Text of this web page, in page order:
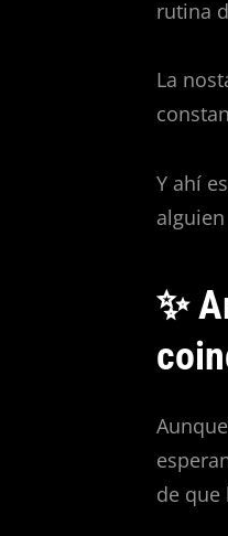
rutina
La
Y ahí
✨
de que